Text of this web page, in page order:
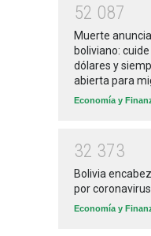
52 087
Muerte
boliviano:
dólares y
abierta para
Economía y
32 373
Bolivia
por
Economía y